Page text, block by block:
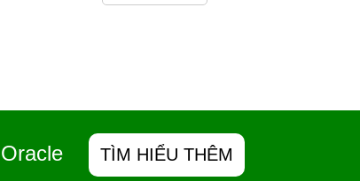
TÌM HIỂU THÊM